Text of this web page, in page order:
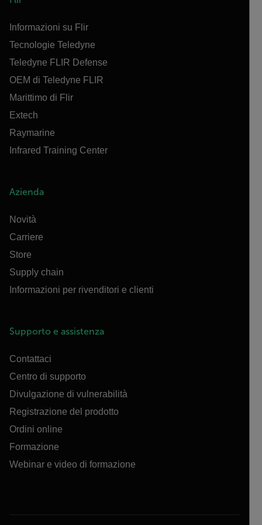
Informazioni su Flir
Tecnologie Teledyne
Teledyne FLIR Defense
OEM di Teledyne FLIR
Marittimo di Flir
Extech
Raymarine
Infrared Training Center
Azienda
Novità
Carriere
Store
Supply chain
Informazioni per rivenditori e clienti
Supporto e assistenza
Contattaci
Centro di supporto
Divulgazione di vulnerabilità
Registrazione del prodotto
Ordini online
Formazione
Webinar e video di formazione